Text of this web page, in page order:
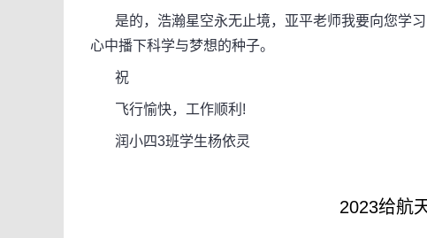
是的，浩瀚星空永无止境，亚平老师我要向您学习
心中播下科学与梦想的种子。
祝
飞行愉快，工作顺利!
润小四3班学生杨依灵
2023给航